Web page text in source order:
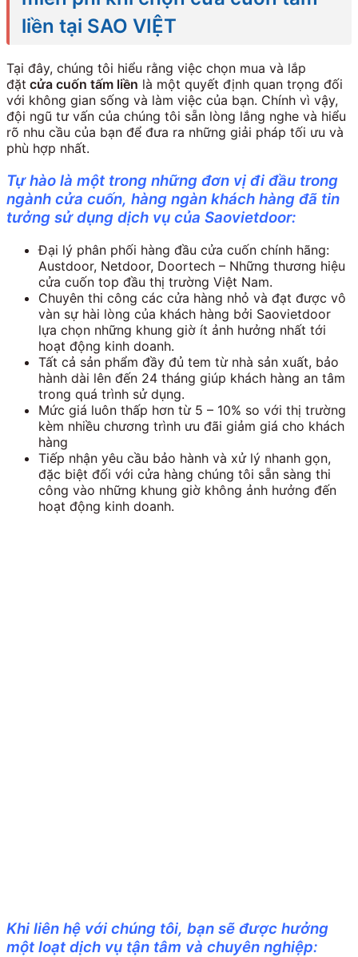
liền tại SAO VIỆT
Tại đây, chúng tôi hiểu rằng việc chọn mua và lắp
đặt cửa cuốn tấm liền là một quyết định quan trọng đối
với không gian sống và làm việc của bạn. Chính vì vậy,
đội ngũ tư vấn của chúng tôi sẵn lòng lắng nghe và hiểu
rõ nhu cầu của bạn để đưa ra những giải pháp tối ưu và
phù hợp nhất.
Tự hào là một trong những đơn vị đi đầu trong
ngành cửa cuốn, hàng ngàn khách hàng đã tin
tưởng sử dụng dịch vụ của Saovietdoor:
Đại lý phân phối hàng đầu cửa cuốn chính hãng:
Austdoor, Netdoor, Doortech – Những thương hiệu
cửa cuốn top đầu thị trường Việt Nam.
Chuyên thi công các cửa hàng nhỏ và đạt được vô
vàn sự hài lòng của khách hàng bởi Saovietdoor
lựa chọn những khung giờ ít ảnh hưởng nhất tới
hoạt động kinh doanh.
Tất cả sản phẩm đầy đủ tem từ nhà sản xuất, bảo
hành dài lên đến 24 tháng giúp khách hàng an tâm
trong quá trình sử dụng.
Mức giá luôn thấp hơn từ 5 – 10% so với thị trường
kèm nhiều chương trình ưu đãi giảm giá cho khách
hàng
Tiếp nhận yêu cầu bảo hành và xử lý nhanh gọn,
đặc biệt đối với cửa hàng chúng tôi sẵn sàng thi
công vào những khung giờ không ảnh hưởng đến
hoạt động kinh doanh.
Khi liên hệ với chúng tôi, bạn sẽ được hưởng
một loạt dịch vụ tận tâm và chuyên nghiệp: